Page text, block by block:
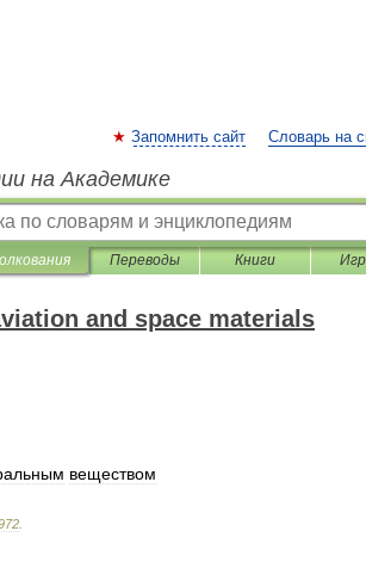
Запомнить сайт Словарь на
на Академике
Переводы Книги
and space materials
веществом